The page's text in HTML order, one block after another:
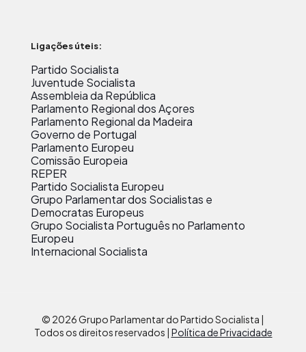
Ligações úteis:
Partido Socialista
Juventude Socialista
Assembleia da República
Parlamento Regional dos Açores
Parlamento Regional da Madeira
Governo de Portugal
Parlamento Europeu
Comissão Europeia
REPER
Partido Socialista Europeu
Grupo Parlamentar dos Socialistas e
Democratas Europeus
Grupo Socialista Português no Parlamento
Europeu
Internacional Socialista
© 2026 Grupo Parlamentar do Partido Socialista |
Todos os direitos reservados | Política de Privacidade